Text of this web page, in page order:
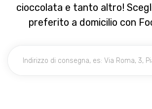
cioccolata e tanto altro!
preferito a domicilio con